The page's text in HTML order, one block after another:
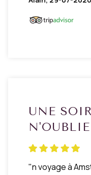
UNE
"n voyage à